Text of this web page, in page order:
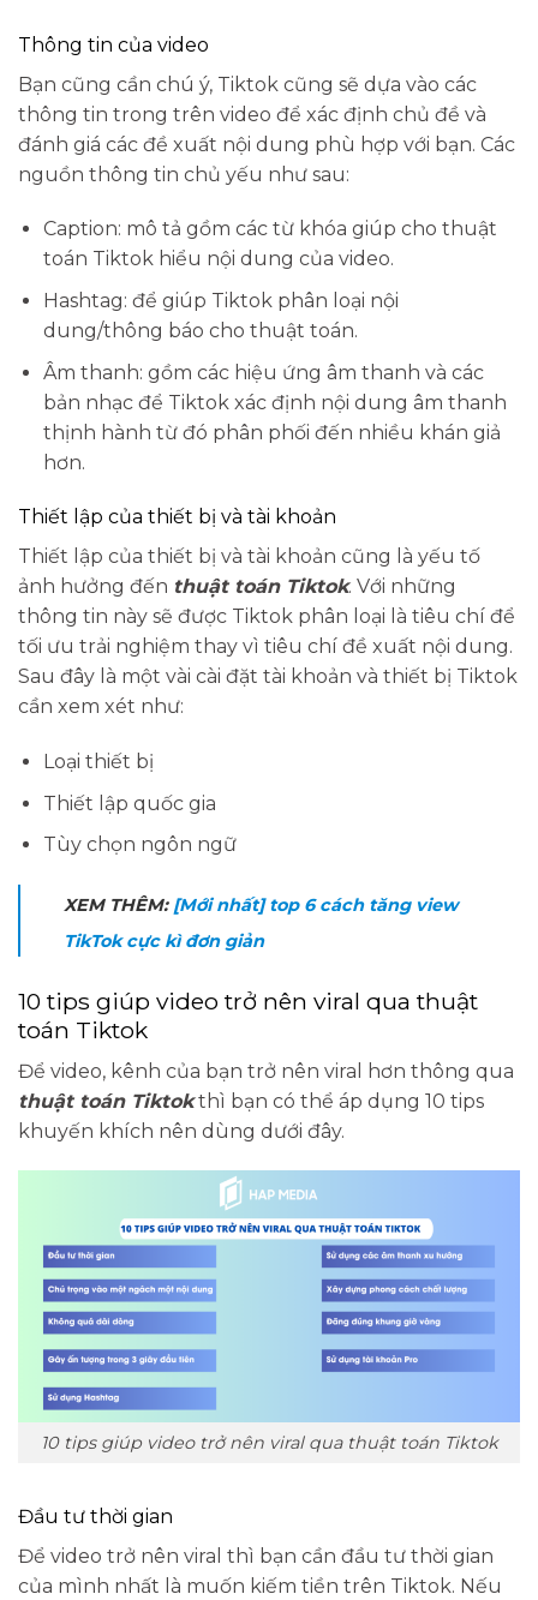
Thông tin của video
Bạn cũng cần chú ý, Tiktok cũng sẽ dựa vào các
thông tin trong trên video để xác định chủ đề và
đánh giá các đề xuất nội dung phù hợp với bạn. Các
nguồn thông tin chủ yếu như sau:
Caption: mô tả gồm các từ khóa giúp cho thuật
toán Tiktok hiểu nội dung của video.
Hashtag: để giúp Tiktok phân loại nội
dung/thông báo cho thuật toán.
Âm thanh: gồm các hiệu ứng âm thanh và các
bản nhạc để Tiktok xác định nội dung âm thanh
thịnh hành từ đó phân phối đến nhiều khán giả
hơn.
Thiết lập của thiết bị và tài khoản
Thiết lập của thiết bị và tài khoản cũng là yếu tố
ảnh hưởng đến thuật toán Tiktok. Với những
thông tin này sẽ được Tiktok phân loại là tiêu chí để
tối ưu trải nghiệm thay vì tiêu chí đề xuất nội dung.
Sau đây là một vài cài đặt tài khoản và thiết bị Tiktok
cần xem xét như:
Loại thiết bị
Thiết lập quốc gia
Tùy chọn ngôn ngữ
XEM THÊM: [Mới nhất] top 6 cách tăng view
TikTok cực kì đơn giản
10 tips giúp video trở nên viral qua thuật
toán Tiktok
Để video, kênh của bạn trở nên viral hơn thông qua
thuật toán Tiktokthì bạn có thể áp dụng 10 tips
khuyến khích nên dùng dưới đây.
10 tips giúp video trở nên viral qua thuật toán Tiktok
Đầu tư thời gian
Để video trở nên viral thì bạn cần đầu tư thời gian
của mình nhất là muốn kiếm tiền trên Tiktok. Nếu